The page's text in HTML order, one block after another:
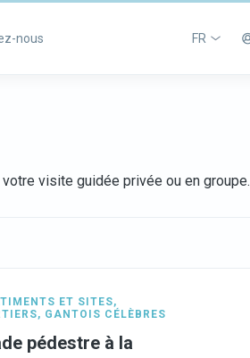
nous FR
visite guidée privée ou en groupe.
ET SITES,
, GANTOIS CÉLÈBRES
pédestre à la